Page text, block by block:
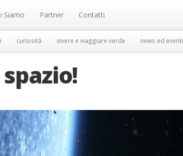
Siamo Partner Contatti
curiosità vivere e viaggiare verde news ed eventi